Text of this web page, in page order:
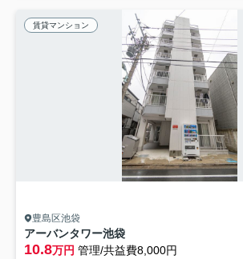
賃貸マンション
豊島区池袋
アーバンタワー池袋
10.8万円 管理/共益費8,000円